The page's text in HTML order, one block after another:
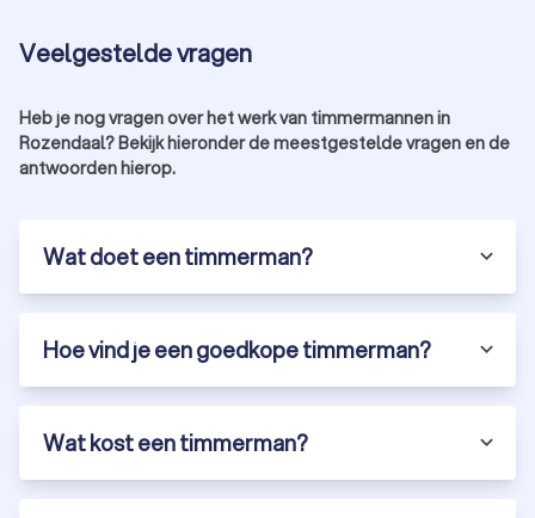
Breed aanbod:van meubeltimmermannen tot
Vind een timmerman uit Rozendaal die bij je
past
Timmerman nodig? Bij Trustoo hebben we de top 10 beste
het vinden van een betrouwbare timmerman voor jouw klus.
en kwaliteit.
Veelgestelde vragen
Heb je nog vragen over het werk van timmermannen in
Rozendaal? Bekijk hieronder de meestgestelde vragen en de
antwoorden hierop.
Wat doet een timmerman?
Hoe vind je een goedkope timmerman?
Wat kost een timmerman?